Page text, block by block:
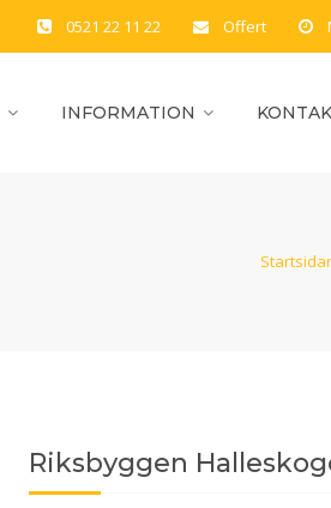
0521 22 11 22 Offert
INFORMATION
Riksbyggen